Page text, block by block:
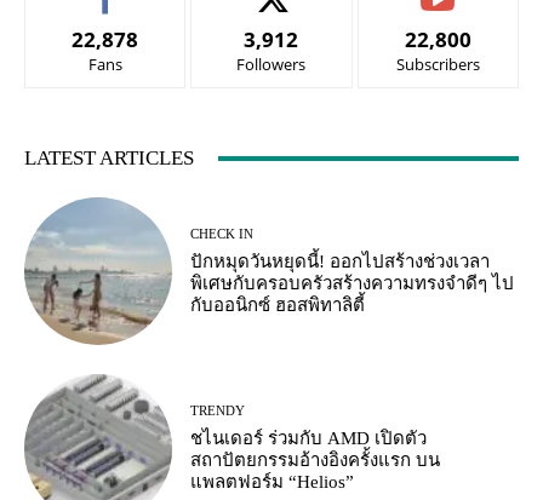
22,878
Fans
3,912
Followers
22,800
Subscribers
LATEST ARTICLES
CHECK IN
ปักหมุดวันหยุดนี้! ออกไปสร้างช่วงเวลา
พิเศษกับครอบครัวสร้างความทรงจำดีๆ ไป
กับออนิกซ์ ฮอสพิทาลิตี้
TRENDY
ชไนเดอร์ ร่วมกับ AMD เปิดตัว
สถาปัตยกรรมอ้างอิงครั้งแรก บน
แพลตฟอร์ม “Helios”